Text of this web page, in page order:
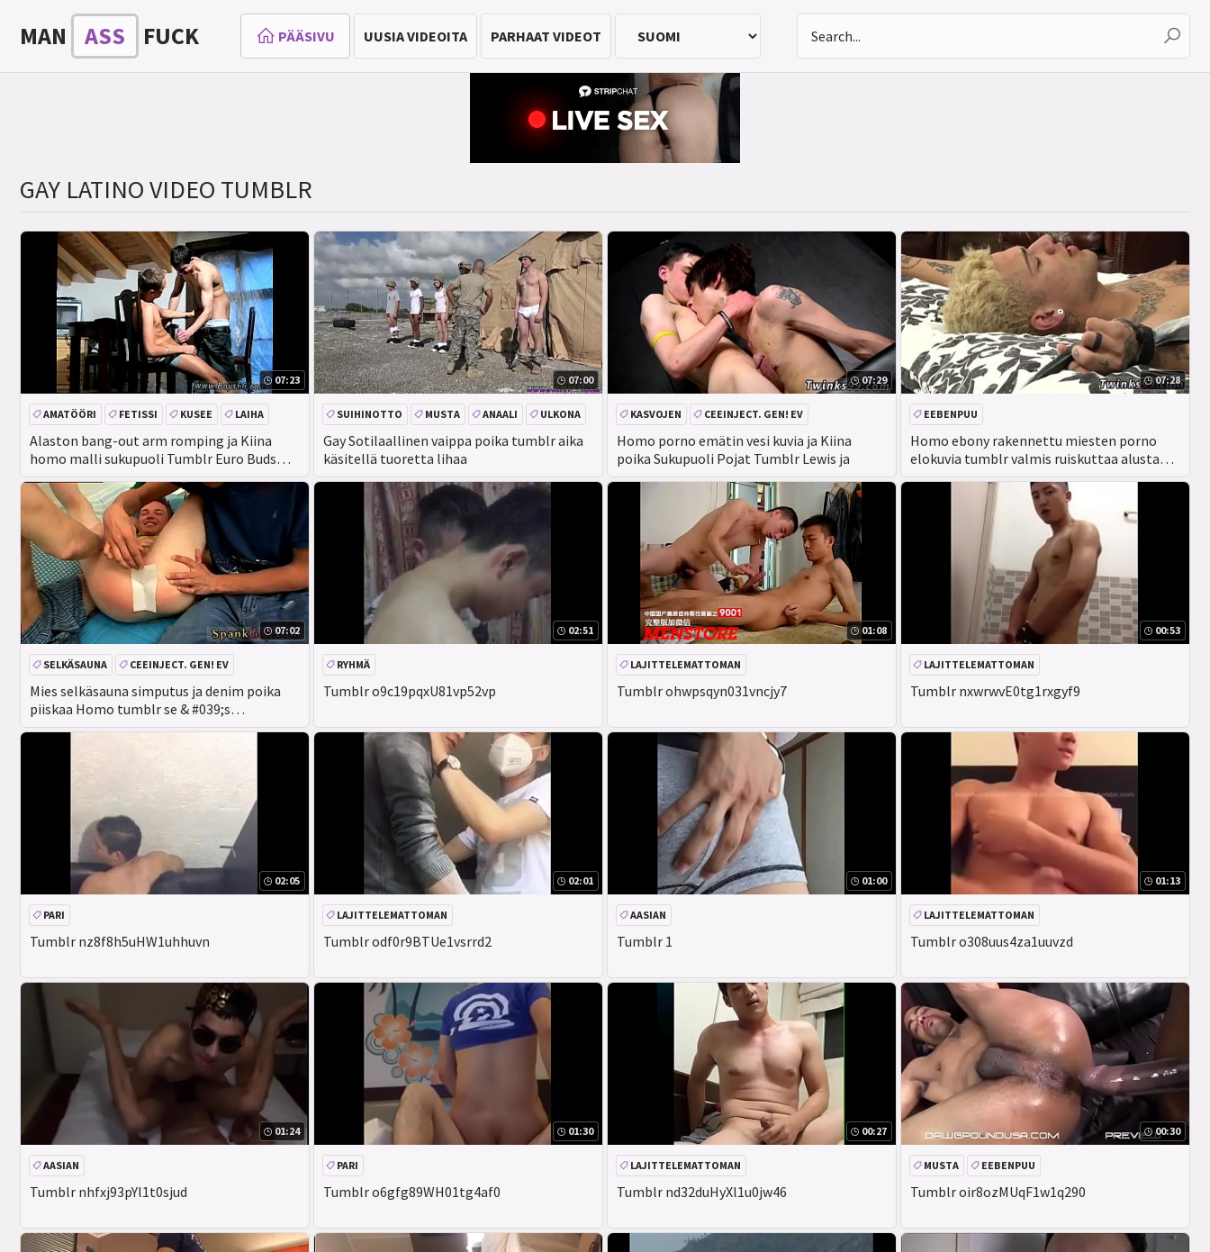
MAN ASS FUCK PÄÄSIVU UUSIA VIDEOITA PARHAAT VIDEOT
GAY LATINO VIDEO TUMBLR
07:23
Alaston bang-out arm romping ja Kiina
homo malli sukupuoli Tumblr Euro Buds
Skuby
AMATÖÖRI FETISSI KUSEE LAIHA
07:00
Gay Sotilaallinen vaippa poika tumblr aika
käsitellä tuoretta lihaa
SUIHINOTTO MUSTA ANAALI ULKONA
07:29
Homo porno emätin vesi kuvia ja Kiina
poika Sukupuoli Pojat Tumblr Lewis ja
KASVOJEN CEEINJECT. GEN! EV
07:28
Homo ebony rakennettu miesten porno
elokuvia tumblr valmis ruiskuttaa alusta
alkaen
EEBENPUU
07:02
Mies selkäsauna simputus ja denim poika
piiskaa Homo tumblr se & #039;s
ehdottomasti
SELKÄSAUNA CEEINJECT. GEN! EV
02:51
Tumblr o9c19pqxU81vp52vp
RYHMÄ
01:08
Tumblr ohwpsqyn031vncjy7
LAJITTELEMATTOMAN
00:53
Tumblr nxwrwvE0tg1rxgyf9
LAJITTELEMATTOMAN
02:05
Tumblr nz8f8h5uHW1uhhuvn
PARI
02:01
Tumblr odf0r9BTUe1vsrrd2
LAJITTELEMATTOMAN
01:00
Tumblr 1
AASIAN
01:13
Tumblr o308uus4za1uuvzd
LAJITTELEMATTOMAN
01:24
Tumblr nhfxj93pYl1t0sjud
AASIAN
01:30
Tumblr o6gfg89WH01tg4af0
PARI
00:27
Tumblr nd32duHyXl1u0jw46
LAJITTELEMATTOMAN
00:30
Tumblr oir8ozMUqF1w1q290
MUSTA EEBENPUU